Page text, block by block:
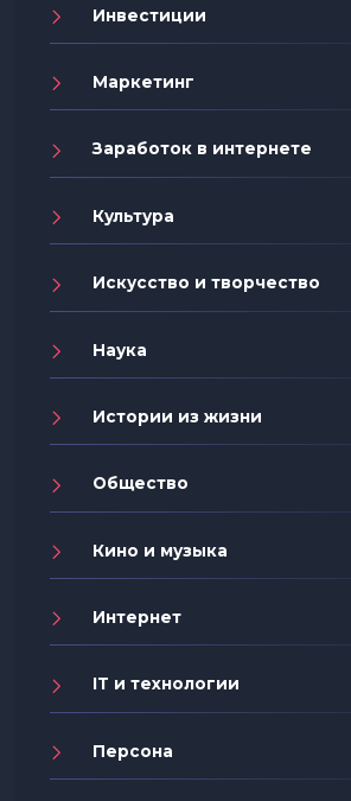
Инвестиции
Маркетинг
Заработок в интернете
Культура
Искусство и творчество
Наука
Истории из жизни
Общество
Кино и музыка
Интернет
IT и технологии
Персона